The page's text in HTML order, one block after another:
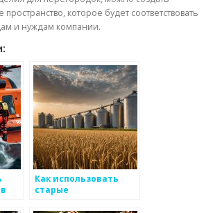
которое будет соответствовать
и нуждам компании.
Как использовать
старые